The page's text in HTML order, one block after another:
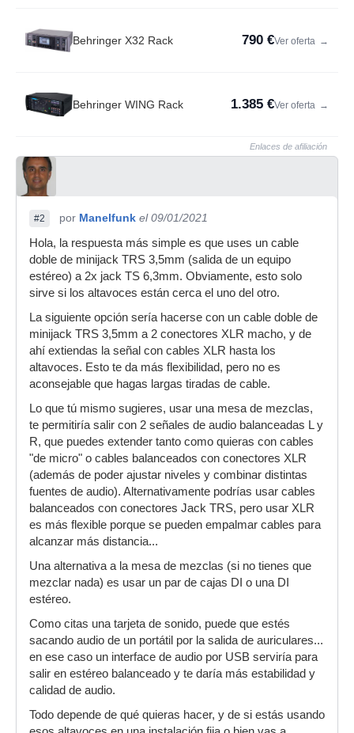
Behringer X32 Rack 790 €Ver oferta →
Behringer WING Rack 1.385 €Ver oferta →
Enlaces de afiliación
#2 por Manelfunk el 09/01/2021
Hola, la respuesta más simple es que uses un cable
doble de minijack TRS 3,5mm (salida de un equipo
estéreo) a 2x jack TS 6,3mm. Obviamente, esto solo
sirve si los altavoces están cerca el uno del otro.
La siguiente opción sería hacerse con un cable doble de
minijack TRS 3,5mm a 2 conectores XLR macho, y de
ahí extiendas la señal con cables XLR hasta los
altavoces. Esto te da más flexibilidad, pero no es
aconsejable que hagas largas tiradas de cable.
Lo que tú mismo sugieres, usar una mesa de mezclas,
te permitiría salir con 2 señales de audio balanceadas L y
R, que puedes extender tanto como quieras con cables
"de micro" o cables balanceados con conectores XLR
(además de poder ajustar niveles y combinar distintas
fuentes de audio). Alternativamente podrías usar cables
balanceados con conectores Jack TRS, pero usar XLR
es más flexible porque se pueden empalmar cables para
alcanzar más distancia...
Una alternativa a la mesa de mezclas (si no tienes que
mezclar nada) es usar un par de cajas DI o una DI
estéreo.
Como citas una tarjeta de sonido, puede que estés
sacando audio de un portátil por la salida de auriculares...
en ese caso un interface de audio por USB serviría para
salir en estéreo balanceado y te daría más estabilidad y
calidad de audio.
Todo depende de qué quieras hacer, y de si estás usando